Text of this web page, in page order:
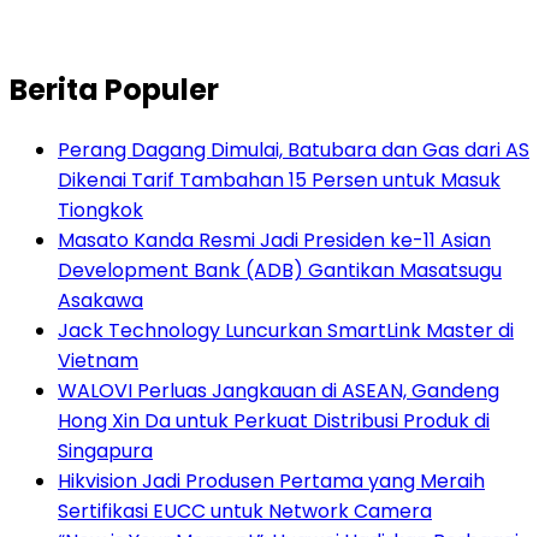
Berita Populer
Perang Dagang Dimulai, Batubara dan Gas dari AS
Dikenai Tarif Tambahan 15 Persen untuk Masuk
Tiongkok
Masato Kanda Resmi Jadi Presiden ke-11 Asian
Development Bank (ADB) Gantikan Masatsugu
Asakawa
Jack Technology Luncurkan SmartLink Master di
Vietnam
WALOVI Perluas Jangkauan di ASEAN, Gandeng
Hong Xin Da untuk Perkuat Distribusi Produk di
Singapura
Hikvision Jadi Produsen Pertama yang Meraih
Sertifikasi EUCC untuk Network Camera